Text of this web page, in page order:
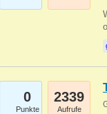
0
Punkte
2339
Aufrufe